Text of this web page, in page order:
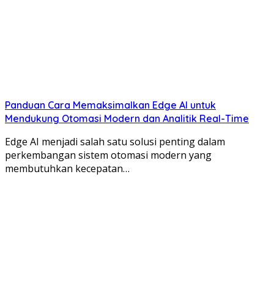
Panduan Cara Memaksimalkan Edge AI untuk
Mendukung Otomasi Modern dan Analitik Real-Time
Edge AI menjadi salah satu solusi penting dalam
perkembangan sistem otomasi modern yang
membutuhkan kecepatan…